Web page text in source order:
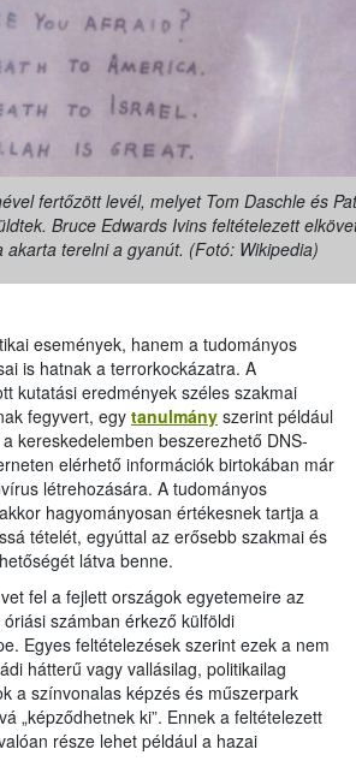
fertőzött levél, melyet Tom Daschle és
Bruce Edwards Ivins feltételezett
akarta terelni a gyanút. (Fotó: Wikipedia)
események, hanem a tudományos
is hatnak a terrorkockázatra. A
kutatási eredmények széles szakmai
fegyvert, egy tanulmány szerint például
kereskedelemben beszerezhető DNS-
elérhető információk birtokában már
létrehozására. A tudományos
hagyományosan értékesnek tartja a
tételét, egyúttal az erősebb szakmai és
látva benne.
fel a fejlett országok egyetemeire az
számban érkező külföldi
Egyes feltételezések szerint ezek a nem
hátterű vagy vallásilag, politikailag
a színvonalas képzés és műszerpark
„képződhetnek ki”. Ennek a feltételezett
része lehet például a hazai